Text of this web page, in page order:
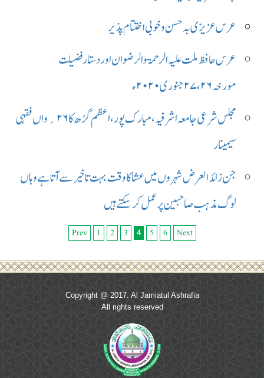
عرس عزیزی بہ حسن و خوبی اختتام پذیر
عرس حافظ ملت علیہ الرحمۃ و الرضوان اور دستار فضیلت
مورخہ ۲۷،۲۶ جنوری ۲۰۲۰ ء
مجلس شرعی جامعہ اشرفیہ ، مبارک پور،اعظم گڑھ کا ۲۶؍ واں فقہی
سیمینار
جن زائد العرض شہروں میں عشا کا وقت بہت تاخیر سے آتا ہے وہاں
لوگ مذہب صاحبین پر عمل کر سکتے ہیں
Prev Next
Copyright @ 2017. Al Jamiatul Ashrafia
All rights reserved